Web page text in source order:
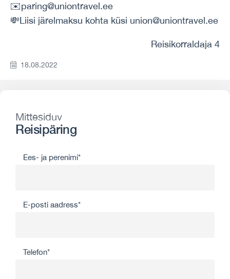
✉️paring@uniontravel.ee
💸Liisi järelmaksu kohta küsi union@uniontravel.ee
Reisikorraldaja 4
18.08.2022
Mittesiduv
Reisipäring
Ees- ja perenimi*
E-posti aadress*
Telefon*